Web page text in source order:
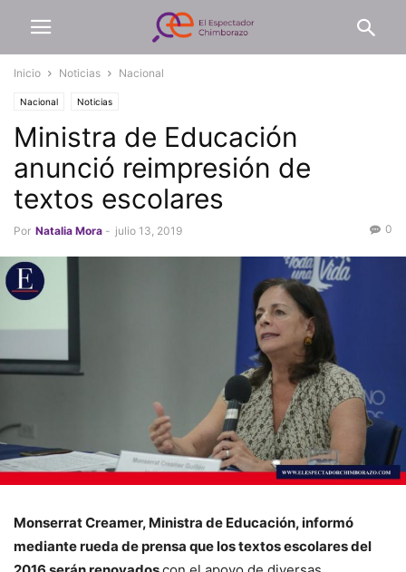
Inicio Noticias Nacional
Nacional Noticias
Ministra de Educación
anunció reimpresión de
textos escolares
Por Natalia Mora - julio 13, 2019 0
Monserrat Creamer, Ministra de Educación, informó
mediante rueda de prensa que los textos escolares del